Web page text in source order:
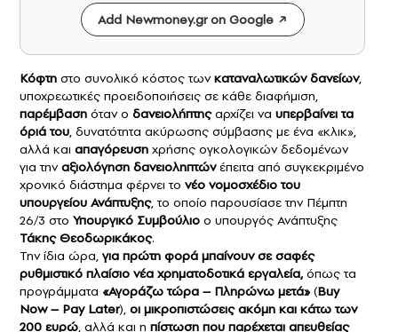
Add Newmoney.gr on Google
Κόφτη στο συνολικό κόστος τωνκαταναλωτικών δανείων,
υποχρεωτικές προειδοποιήσεις σε κάθε διαφήμιση,
παρέμβαση όταν ο δανειολήπτηςαρχίζει να υπερβαίνει τα
όριά του, δυνατότητα ακύρωσης σύμβασης με ένα «κλικ»,
αλλά και απαγόρευση χρήσης ογκολογικών δεδομένων
για τηναξιολόγηση δανειοληπτώνέπειτα από συγκεκριμένο
χρονικό διάστημα φέρνει το νέο νομοσχέδιο του
υπουργείου Ανάπτυξης, το οποίο παρουσίασε την Πέμπτη
26/3 στο Υπουργικό Συμβούλιο ο υπουργός Ανάπτυξης
Τάκης Θεοδωρικάκος.
Την ίδια ώρα, για πρώτη φορά μπαίνουν σε σαφές
ρυθμιστικό πλαίσιο νέα χρηματοδοτικά εργαλεία,όπως τα
προγράμματα «Αγοράζω τώρα – Πληρώνω μετά» (Buy
Now – Pay Later), οι μικροπιστώσεις ακόμη και κάτω των
200 ευρώ, αλλά και η πίστωση που παρέχεται απευθείας